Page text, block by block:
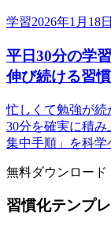
学習2026年1月18日
平日30分の学
伸び続ける習
忙しくて勉強が続
30分を確実に積
集中手順」を科学
無料ダウンロード
習慣化テンプ